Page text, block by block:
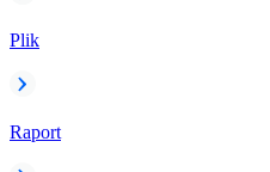
Plik
Raport